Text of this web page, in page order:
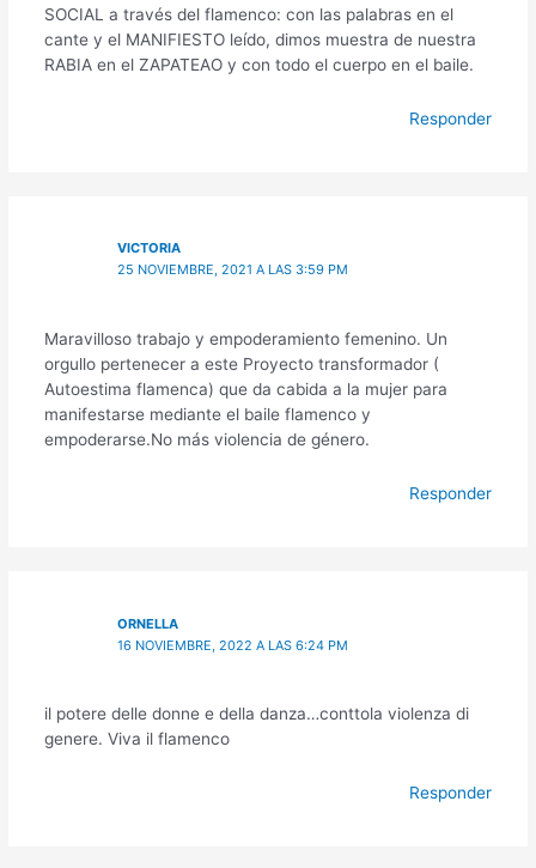
SOCIAL a través del flamenco: con las palabras en el
cante y el MANIFIESTO leído, dimos muestra de nuestra
RABIA en el ZAPATEAO y con todo el cuerpo en el baile.
Responder
VICTORIA
25 NOVIEMBRE, 2021 A LAS 3:59 PM
Maravilloso trabajo y empoderamiento femenino. Un
orgullo pertenecer a este Proyecto transformador (
Autoestima flamenca) que da cabida a la mujer para
manifestarse mediante el baile flamenco y
empoderarse.No más violencia de género.
Responder
ORNELLA
16 NOVIEMBRE, 2022 A LAS 6:24 PM
il potere delle donne e della danza…conttola violenza di
genere. Viva il flamenco
Responder